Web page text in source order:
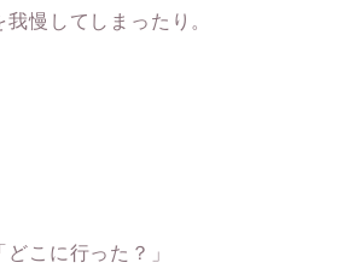
慢してしまったり。
どこに行った？」